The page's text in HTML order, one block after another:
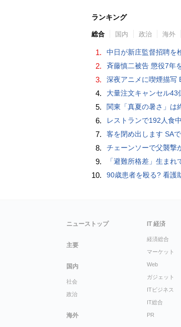
ランキング
総合 国内 政治 海外
1. 中日が新庄監督招聘を
2. 斉藤慎二被告 懲役7年
3. 深夜アニメに喫煙描写
4. 大量注文キャンセル43
5. 関東「真夏の暑さ」は
6. レストランで192人食
7. 客を閉め出します SA
8. チェーンソーで父襲撃
9. 「避難所格差」生まれ
10. 90歳患者を殴る? 看護
ニューストップ
主要
国内
社会
政治
海外
IT 経済
経済総合
マーケット
Web
ガジェット
ITビジネス
IT総合
PR